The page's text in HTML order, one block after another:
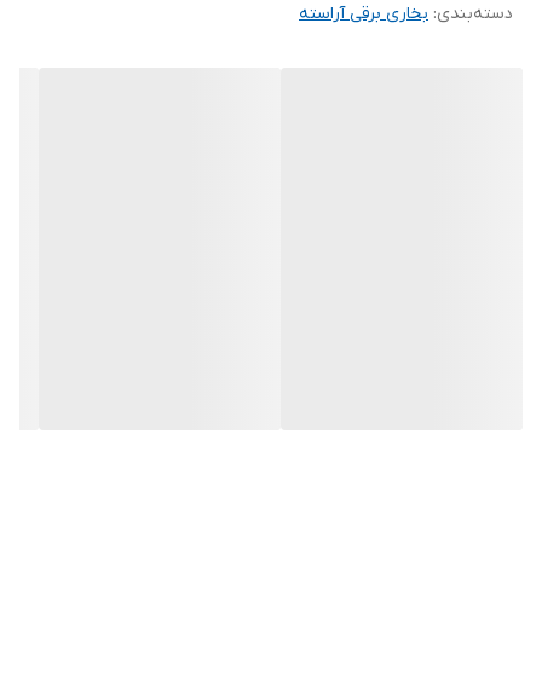
دسته‌بندی: بخاری برقی آراسته